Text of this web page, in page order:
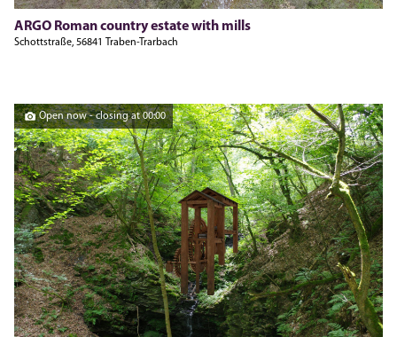
ARGO Roman country estate with mills
Schottstraße, 56841 Traben-Trarbach
Open now - closing at 00:00